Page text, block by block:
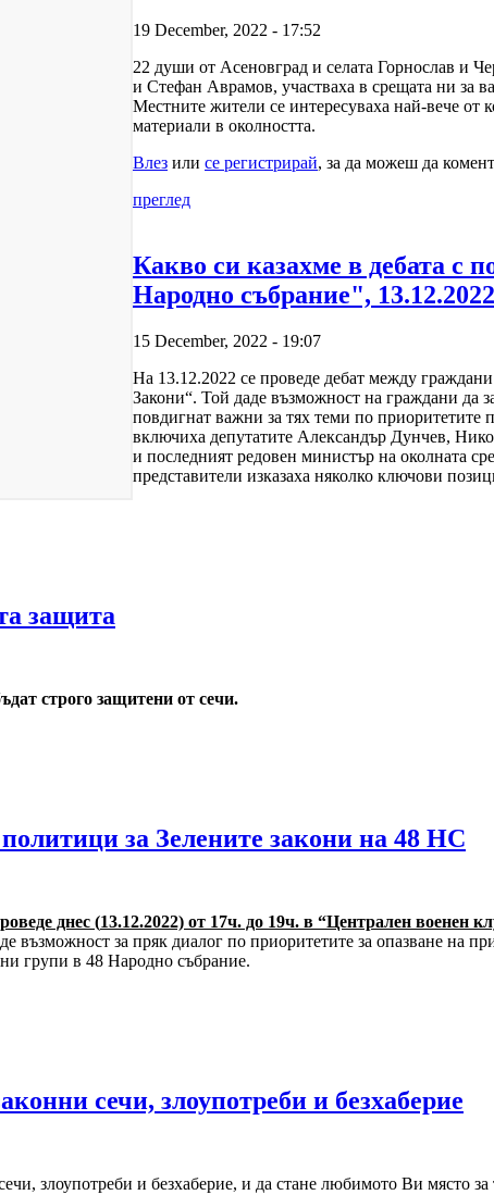
19 December, 2022 - 17:52
22 души от Асеновград и селата Горнослав и
и Стефан Аврамов, участваха в срещата ни за
Местните жители се интересуваха най-вече от
материали в околността.
Влез или се регистрирай, за да можеш да
преглед
Какво си казахме в дебата с
Народно събрание", 13.12.2022
15 December, 2022 - 19:07
На 13.12.2022 се проведе дебат между
Закони“. Той даде възможност на граждани да
повдигнат важни за тях теми по приоритетите
включиха депутатите Александър Дунчев,
и последният редовен министър на околната
представители изказаха няколко ключови
защита
строго защитени от сечи.
за Зелените закони на 48 НС
днес (13.12.2022) от 17ч. до 19ч. в “Централен военен
възможност за пряк диалог по приоритетите за опазване на
групи в 48 Народно събрание.
сечи, злоупотреби и безхаберие
злоупотреби и безхаберие, и да стане любимото Ви място